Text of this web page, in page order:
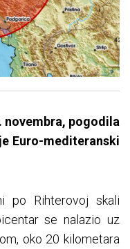
novembra, pogodila
Euro-mediteranski
po Rihterovoj skali
se nalazio uz
oko 20 kilometara